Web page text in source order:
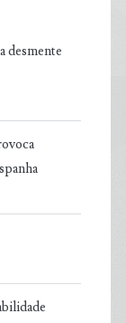
desmente